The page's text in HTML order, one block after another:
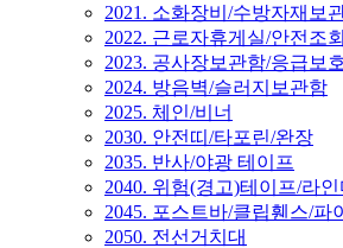
2021. 소화장비/수방자재보
2022. 근로자휴게실/안전조
2023. 공사장보관함/응급보
2024. 방음벽/슬러지보관함
2025. 체인/비너
2030. 안전띠/타포린/완장
2035. 반사/야광 테이프
2040. 위험(경고)테이프/라인
2045. 포스트바/클립휀스/파
2050. 전선거치대